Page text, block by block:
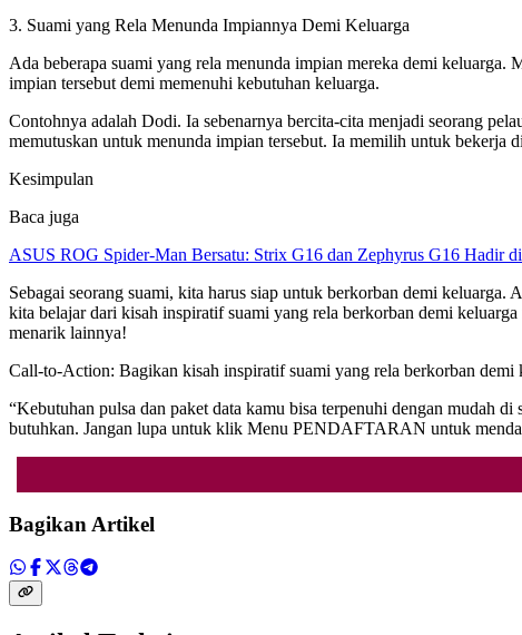
3. Suami yang Rela Menunda Impiannya Demi Keluarga
Ada beberapa suami yang rela menunda impian mereka demi
impian tersebut demi memenuhi kebutuhan keluarga.
Contohnya adalah Dodi. Ia sebenarnya bercita-cita menjadi seorang
memutuskan untuk menunda impian tersebut. Ia memilih untuk bekerja
Kesimpulan
Baca juga
ASUS ROG Spider-Man Bersatu: Strix G16 dan Zephyrus G16 Hadir
Sebagai seorang suami, kita harus siap untuk berkorban demi
kita belajar dari kisah inspiratif suami yang rela berkorban demi
menarik lainnya!
Call-to-Action: Bagikan kisah inspiratif suami yang rela berkorban
“Kebutuhan pulsa dan paket data kamu bisa terpenuhi dengan mudah
butuhkan. Jangan lupa untuk klik Menu PENDAFTARAN untuk
Bagikan Artikel